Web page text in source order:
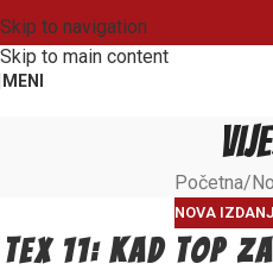
Skip to navigation
Skip to main content
MENI
Početna
NOVA
TEX 11: Kad top